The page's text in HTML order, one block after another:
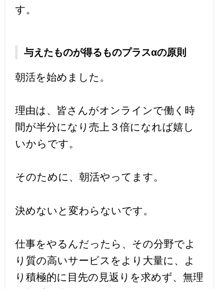
す。
与えたものが得るものプラスαの原則
朝活を始めました。
理由は、皆さんがオンラインで働く時
間が半分になり売上３倍になれば嬉し
いからです。
そのために、朝活やってます。
決めないと変わらないです。
仕事をやるんだったら、その分野でよ
り質の高いサービスをより大量に、よ
り積極的に目先の見返りを求めず、無理